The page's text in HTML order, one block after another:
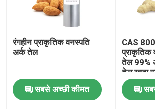
रंगहीन प्राकृतिक वनस्पति
अर्क तेल
सबसे अच्छी कीमत
CAS
तेल 99%
तेल खाद्य
लिए